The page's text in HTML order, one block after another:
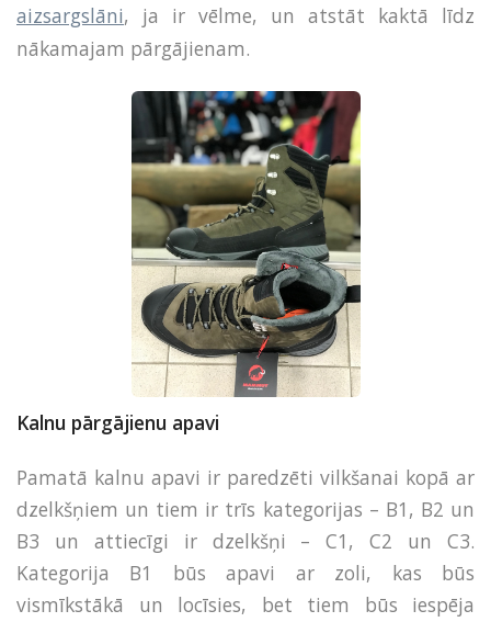
aizsargslāni, ja ir vēlme, un atstāt kaktā līdz
nākamajam pārgājienam.
Kalnu pārgājienu apavi
Pamatā kalnu apavi ir paredzēti vilkšanai kopā ar
dzelkšņiem un tiem ir trīs kategorijas – B1, B2 un
B3 un attiecīgi ir dzelkšņi – C1, C2 un C3.
Kategorija B1 būs apavi ar zoli, kas būs
vismīkstākā un locīsies, bet tiem būs iespēja